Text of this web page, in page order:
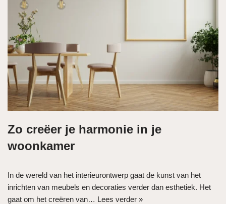
Zo creëer je harmonie in je
woonkamer
In de wereld van het interieurontwerp gaat de kunst van het
inrichten van meubels en decoraties verder dan esthetiek. Het
gaat om het creëren van… Lees verder »